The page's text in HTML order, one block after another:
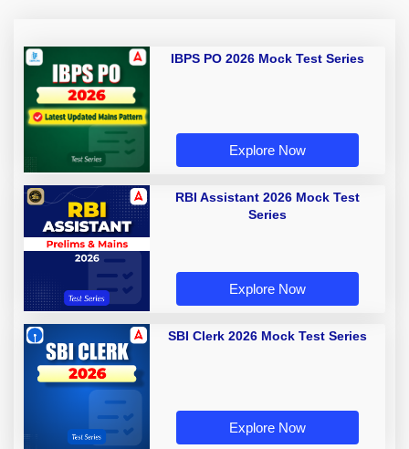
IBPS PO 2026 Mock Test Series
Explore Now
RBI Assistant 2026 Mock Test
Series
Explore Now
SBI Clerk 2026 Mock Test Series
Explore Now